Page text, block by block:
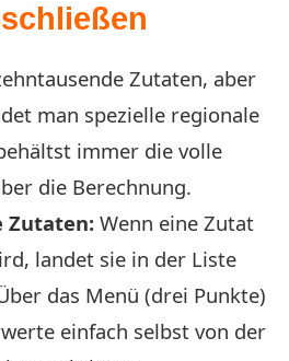
Zutaten, aber
man spezielle regionale
immer die volle
die Berechnung.
Zutaten: Wenn eine Zutat
landet sie in der Liste
das Menü (drei Punkte)
einfach selbst von der